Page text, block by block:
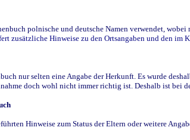
polnische und deutsche Namen verwendet,
zusätzliche Hinweise zu den Ortsangaben und den im
nur selten eine Angabe der Herkunft. Es wurde
doch wohl nicht immer richtig ist. Deshalb ist bei
Hinweise zum Status der Eltern oder weitere